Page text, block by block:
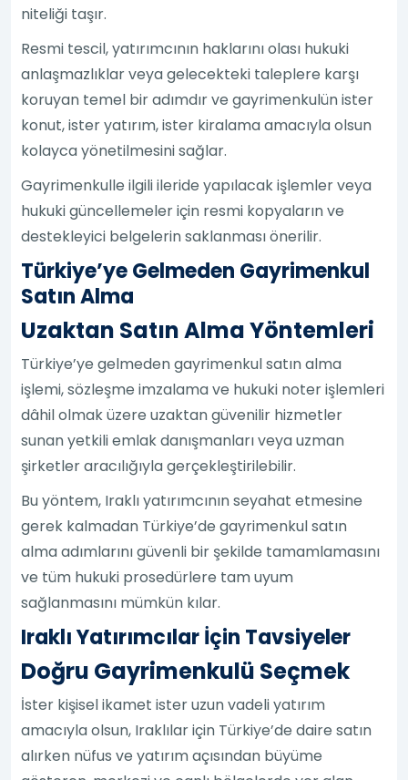
niteliği taşır.
Resmi tescil, yatırımcının haklarını olası hukuki
anlaşmazlıklar veya gelecekteki taleplere karşı
koruyan temel bir adımdır ve gayrimenkulün ister
konut, ister yatırım, ister kiralama amacıyla olsun
kolayca yönetilmesini sağlar.
Gayrimenkulle ilgili ileride yapılacak işlemler veya
hukuki güncellemeler için resmi kopyaların ve
destekleyici belgelerin saklanması önerilir.
Türkiye’ye Gelmeden Gayrimenkul
Satın Alma
Uzaktan Satın Alma Yöntemleri
Türkiye’ye gelmeden gayrimenkul satın alma
işlemi, sözleşme imzalama ve hukuki noter işlemleri
dâhil olmak üzere uzaktan güvenilir hizmetler
sunan yetkili emlak danışmanları veya uzman
şirketler aracılığıyla gerçekleştirilebilir.
Bu yöntem, Iraklı yatırımcının seyahat etmesine
gerek kalmadan Türkiye’de gayrimenkul satın
alma adımlarını güvenli bir şekilde tamamlamasını
ve tüm hukuki prosedürlere tam uyum
sağlanmasını mümkün kılar.
Iraklı Yatırımcılar İçin Tavsiyeler
Doğru Gayrimenkulü Seçmek
İster kişisel ikamet ister uzun vadeli yatırım
amacıyla olsun, Iraklılar için Türkiye’de daire satın
alırken nüfus ve yatırım açısından büyüme